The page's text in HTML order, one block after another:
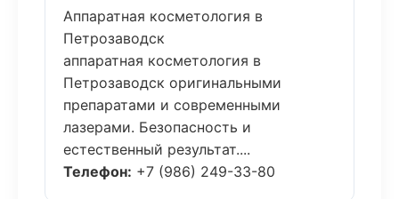
Аппаратная косметология в
Петрозаводск
аппаратная косметология в
Петрозаводск оригинальными
препаратами и современными
лазерами. Безопасность и
естественный результат....
Телефон: +7 (986) 249-33-80